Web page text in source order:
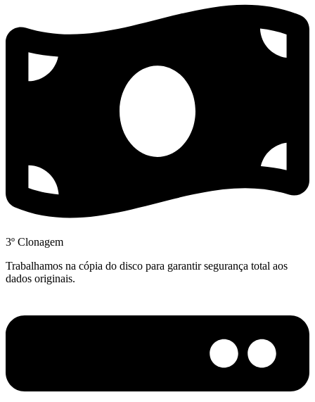
3º Clonagem
Trabalhamos na cópia do disco para garantir segurança total aos
dados originais.